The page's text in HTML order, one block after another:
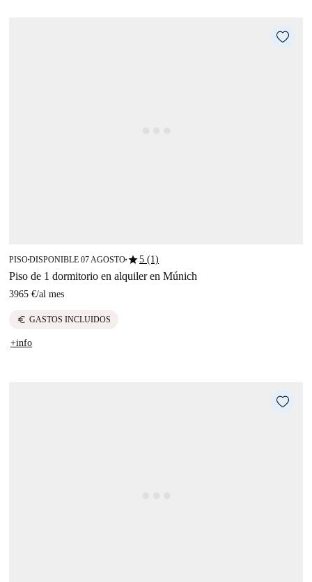
PISO■DISPONIBLE 07 AGOSTO■star5 (1)
Piso de 1 dormitorio en alquiler en Múnich
3965 €/al mes
euro GASTOS INCLUIDOS
+info